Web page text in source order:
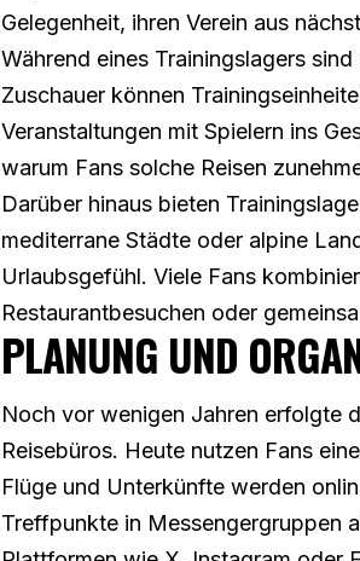
Gelegenheit, ihren Verein aus
Während eines Trainingslagers
Zuschauer können
Veranstaltungen mit Spielern ins
warum Fans solche Reisen
Darüber hinaus bieten
mediterrane Städte oder alpine
Urlaubsgefühl. Viele Fans
Restaurantbesuchen oder
PLANUNG UND
Noch vor wenigen Jahren erfolgte
Reisebüros. Heute nutzen Fans
Flüge und Unterkünfte werden
Treffpunkte in Messengergruppen